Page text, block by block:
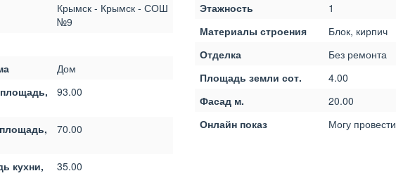
Крымск - Крымск - СОШ
№9
Дом
93.00
70.00
кухни,
35.00
Этажность
1
Материалы строения
Блок, кирпич
Отделка
Без ремонта
Площадь земли сот.
4.00
Фасад м.
20.00
Онлайн показ
Могу провести